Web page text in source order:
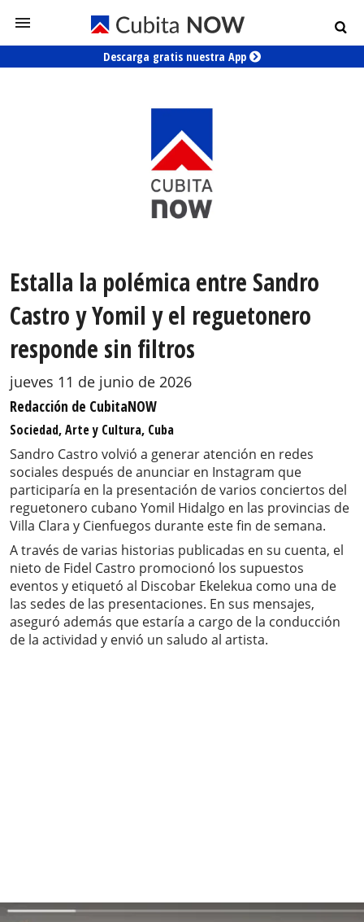
Descarga gratis nuestra App
Estalla la polémica entre Sandro
Castro y Yomil y el reguetonero
responde sin filtros
jueves 11 de junio de 2026
Redacción de CubitaNOW
Sociedad, Arte y Cultura, Cuba
Sandro Castro volvió a generar atención en redes
sociales después de anunciar en Instagram que
participaría en la presentación de varios conciertos del
reguetonero cubano Yomil Hidalgo en las provincias de
Villa Clara y Cienfuegos durante este fin de semana.
A través de varias historias publicadas en su cuenta, el
nieto de Fidel Castro promocionó los supuestos
eventos y etiquetó al Discobar Ekelekua como una de
las sedes de las presentaciones. En sus mensajes,
aseguró además que estaría a cargo de la conducción
de la actividad y envió un saludo al artista.